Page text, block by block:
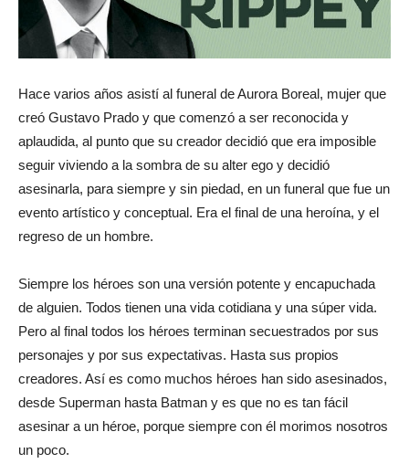
Hace varios años asistí al funeral de Aurora Boreal, mujer que
creó Gustavo Prado y que comenzó a ser reconocida y
aplaudida, al punto que su creador decidió que era imposible
seguir viviendo a la sombra de su alter ego y decidió
asesinarla, para siempre y sin piedad, en un funeral que fue un
evento artístico y conceptual. Era el final de una heroína, y el
regreso de un hombre.
Siempre los héroes son una versión potente y encapuchada
de alguien. Todos tienen una vida cotidiana y una súper vida.
Pero al final todos los héroes terminan secuestrados por sus
personajes y por sus expectativas. Hasta sus propios
creadores. Así es como muchos héroes han sido asesinados,
desde Superman hasta Batman y es que no es tan fácil
asesinar a un héroe, porque siempre con él morimos nosotros
un poco.